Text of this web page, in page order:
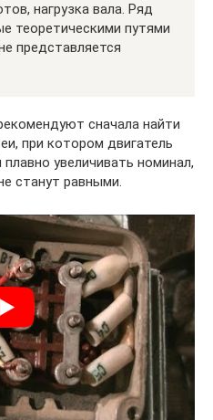
нагрузка вала. Ряд
теоретическими путями
представляется
сначала найти
при котором двигатель
увеличивать номинал,
станут равными.